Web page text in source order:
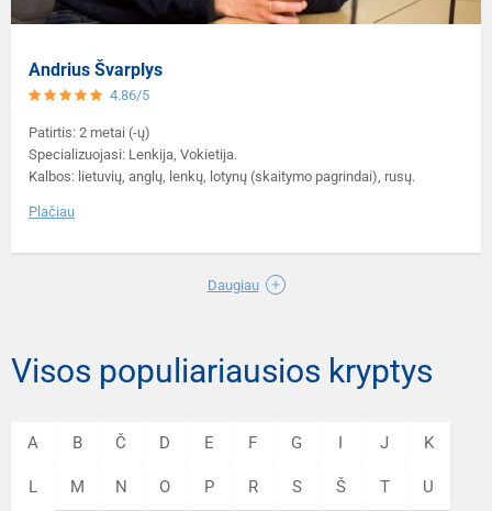
Andrius Švarplys
4.86/5
Patirtis: 2 metai (-ų)
Specializuojasi: Lenkija, Vokietija.
Kalbos: lietuvių, anglų, lenkų, lotynų (skaitymo pagrindai), rusų.
Plačiau
Daugiau
Visos populiariausios kryptys
A B Č D E F G J K
L M N O P R S Š T U